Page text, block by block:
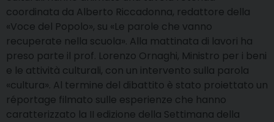
coordinata da Alberto Riccadonna, redattore della
«Voce del Popolo», su «Le parole che vanno
recuperate nella scuola». Alla mattinata di lavori ha
preso parte il prof. Lorenzo Ornaghi, Ministro per i beni
e le attività culturali, con un intervento sulla parola
«cultura». Al termine del dibattito è stato proiettato un
réportage filmato sulle esperienze che hanno
caratterizzato la II edizione della Settimana della